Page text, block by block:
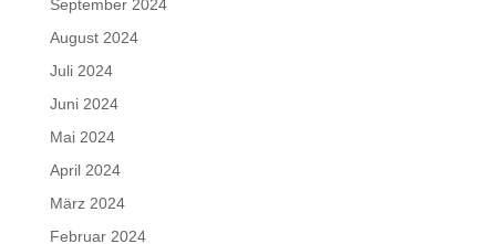
September 2024
August 2024
Juli 2024
Juni 2024
Mai 2024
April 2024
März 2024
Februar 2024